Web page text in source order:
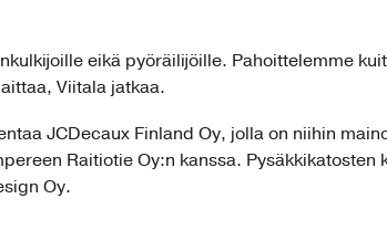
eikä pyöräilijöille. Pahoittelemme
Viitala jatkaa.
JCDecaux Finland Oy, jolla on niihin
Raitiotie Oy:n kanssa. Pysäkkikatosten
Oy.